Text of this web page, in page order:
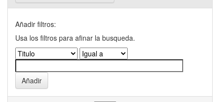
Añadir filtros:
Usa los filtros para afinar la busqueda.